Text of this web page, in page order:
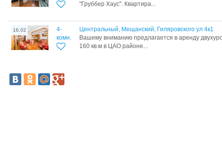
"Груббер Хаус". Квартира...
16.02
4-
комн.
Центральный, Мещанский, Гиляровского ул 4к1
Вашему вниманию предлагается в аренду
160 кв.м в ЦАО районе...